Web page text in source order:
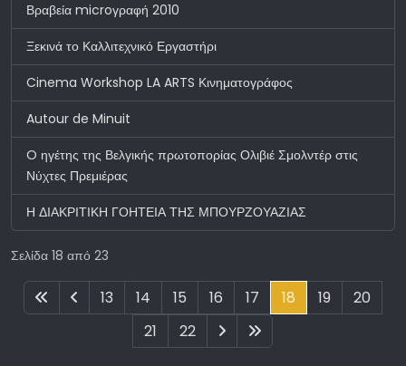
Βραβεία microγραφή 2010
Ξεκινά το Καλλιτεχνικό Εργαστήρι
Cinema Workshop LA ARTS Κινηματογράφος
Autour de Minuit
O ηγέτης της Βελγικής πρωτοπορίας Ολιβιέ Σμολντέρ στις
Νύχτες Πρεμιέρας
Η ΔΙΑΚΡΙΤΙΚΗ ΓΟΗΤΕΙΑ ΤΗΣ ΜΠΟΥΡΖΟΥΑΖΙΑΣ
Σελίδα 18 από 23
13 14 15 16 17 18 19
20
21
22